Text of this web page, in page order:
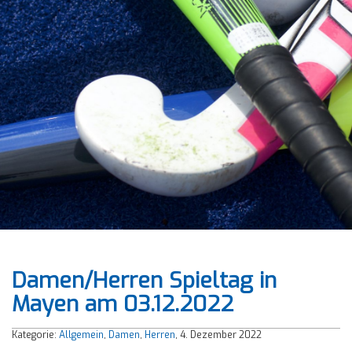
Damen/Herren Spieltag in
Mayen am 03.12.2022
Kategorie: Allgemein, Damen, Herren, 4. Dezember 2022